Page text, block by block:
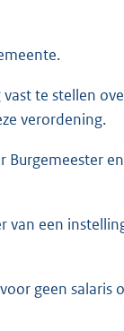
te stellen
verordening.
van een
geen salaris